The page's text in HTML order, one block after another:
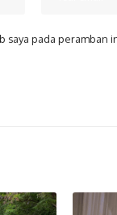
saya pada peramban